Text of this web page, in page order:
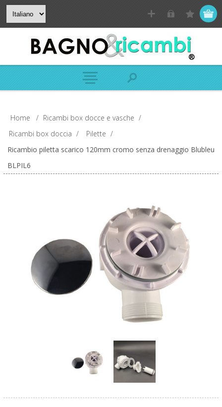
Home / Ricambi box docce e vasche /
Ricambi box doccia / Pilette /
Ricambio piletta scarico 120mm cromo senza drenaggio Blubleu
BLPIL6